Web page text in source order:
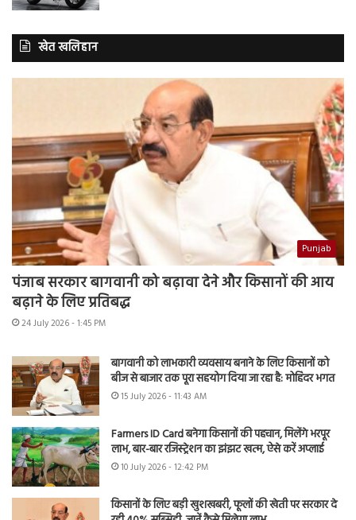
खेत खलिहान
Punjab
पंजाब सरकार बागवानी को बढ़ावा देने और किसानों की आय
बढ़ाने के लिए प्रतिबद्ध
24 July 2026 - 1:45 PM
बागवानी को लाभकारी व्यवसाय बनाने के लिए किसानों को
बीज से बाजार तक पूरा सहयोग दिया जा रहा है: मोहिंदर भगत
15 July 2026 - 11:43 AM
Farmers ID Card बनेगा किसानों की पहचान, मिलेंगे भरपूर
लाभ, बार-बार रजिस्ट्रेशन का झंझट खत्म, ऐसे करें अप्लाई
10 July 2026 - 12:42 PM
किसानों के लिए बड़ी खुशखबरी, फूलों की खेती पर सरकार दे